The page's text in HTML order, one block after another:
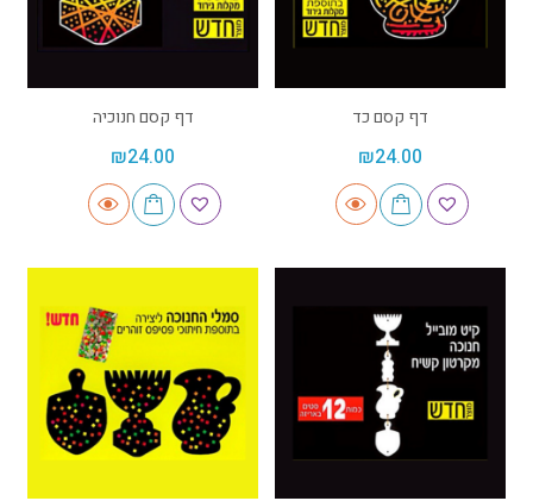
דף קסם כד
₪24.00
דף קסם חנוכיה
₪24.00